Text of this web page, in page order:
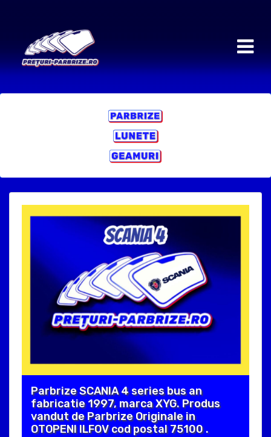
Parbrize SCANIA 4 series bus an
fabricatie 1997, marca XYG. Produs
vandut de Parbrize Originale in
OTOPENI ILFOV cod postal 75100 .